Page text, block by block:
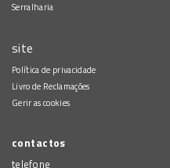
contactos
telefone
Serralharia
site
Política de privacidade
Livro de Reclamações
Gerir as cookies